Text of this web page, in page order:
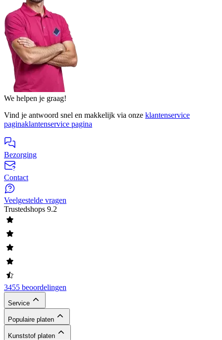
We helpen je graag!
Vind je antwoord snel en makkelijk via onze klantenservice
paginaklantenservice pagina
Bezorging
Contact
Veelgestelde vragen
Trustedshops 9.2
3455 beoordelingen
Service
Populaire platen
Kunststof platen